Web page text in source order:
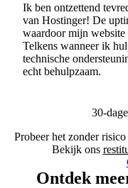
Ik ben ontzettend
van Hostinger! De
waardoor mijn
Telkens wanneer ik
technische
echt behulpzaam.
30-
Probeer het zonder
Bekijk ons
Ontdek